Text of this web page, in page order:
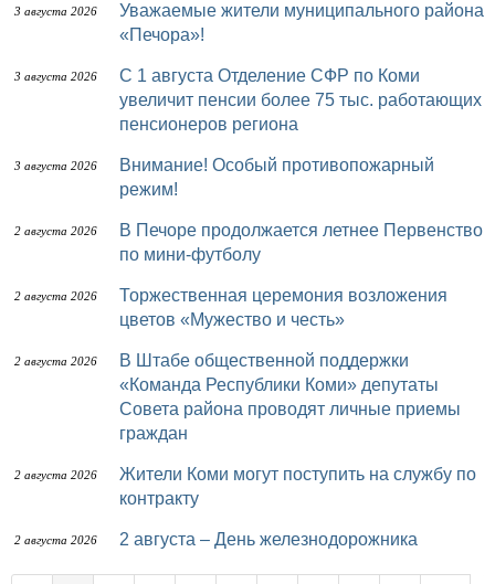
3 августа 2026
Уважаемые жители муниципального района
«Печора»!
3 августа 2026
С 1 августа Отделение СФР по Коми
увеличит пенсии более 75 тыс. работающих
пенсионеров региона
3 августа 2026
Внимание! Особый противопожарный
режим!
2 августа 2026
В Печоре продолжается летнее Первенство
по мини-футболу
2 августа 2026
Торжественная церемония возложения
цветов «Мужество и честь»
2 августа 2026
В Штабе общественной поддержки
«Команда Республики Коми» депутаты
Совета района проводят личные приемы
граждан
2 августа 2026
Жители Коми могут поступить на службу по
контракту
2 августа 2026 2 августа – День железнодорожника